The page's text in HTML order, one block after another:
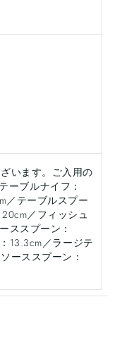
います。ご入用の
ーブルナイフ：
／テーブルスプー
／フィッシュ
ススプーン：
13.3cm／ラージテ
ーススプーン：